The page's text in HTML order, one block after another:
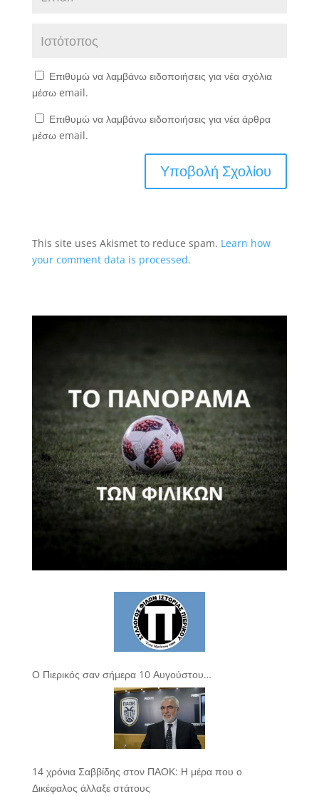
Επιθυμώ να λαμβάνω ειδοποιήσεις για νέα σχόλια
μέσω email.
Επιθυμώ να λαμβάνω ειδοποιήσεις για νέα άρθρα
μέσω email.
This site uses Akismet to reduce spam. Learn how
your comment data is processed.
Ο Πιερικός σαν σήμερα 10 Αυγούστου…
14 χρόνια Σαββίδης στον ΠΑΟΚ: Η μέρα που ο
Δικέφαλος άλλαξε στάτους